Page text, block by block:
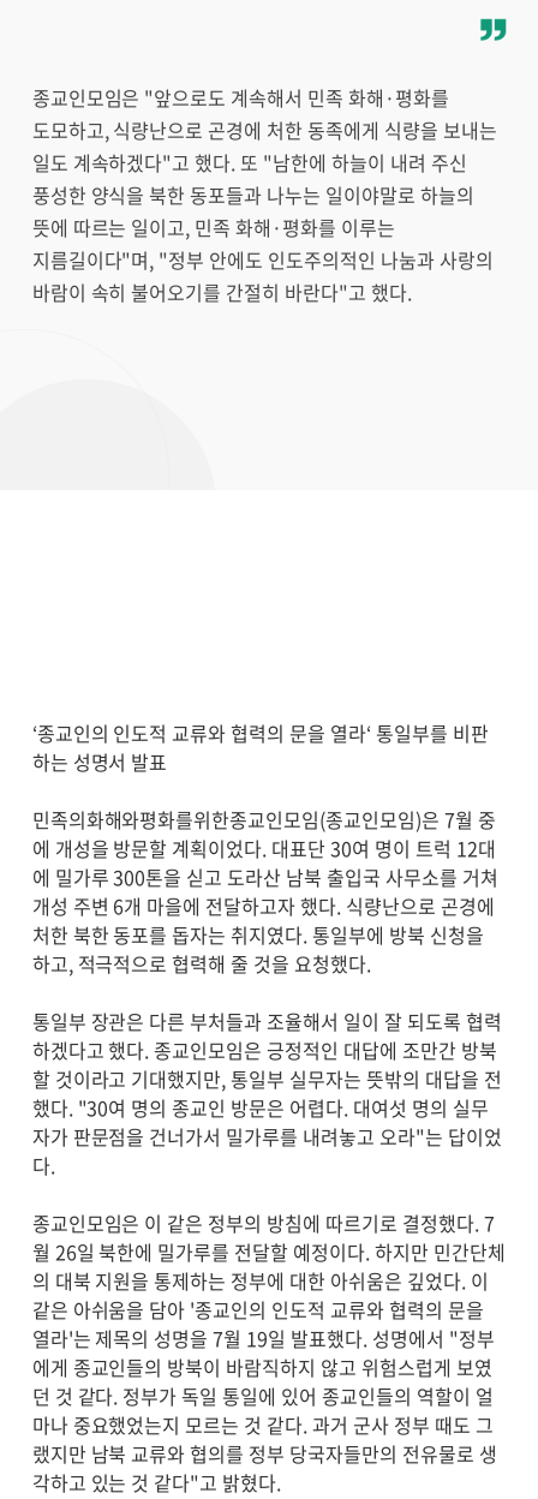
종교인모임은 "앞으로도 계속해서 민족 화해·평화를
도모하고, 식량난으로 곤경에 처한 동족에게 식량을 보내는
일도 계속하겠다"고 했다. 또 "남한에 하늘이 내려 주신
풍성한 양식을 북한 동포들과 나누는 일이야말로 하늘의
뜻에 따르는 일이고, 민족 화해·평화를 이루는
지름길이다"며, "정부 안에도 인도주의적인 나눔과 사랑의
바람이 속히 불어오기를 간절히 바란다"고 했다.
‘종교인의 인도적 교류와 협력의 문을 열라‘ 통일부를 비판
하는 성명서 발표
민족의화해와평화를위한종교인모임(종교인모임)은 7월 중
에 개성을 방문할 계획이었다. 대표단 30여 명이 트럭 12대
에 밀가루 300톤을 싣고 도라산 남북 출입국 사무소를 거쳐
개성 주변 6개 마을에 전달하고자 했다. 식량난으로 곤경에
처한 북한 동포를 돕자는 취지였다. 통일부에 방북 신청을
하고, 적극적으로 협력해 줄 것을 요청했다.
통일부 장관은 다른 부처들과 조율해서 일이 잘 되도록 협력
하겠다고 했다. 종교인모임은 긍정적인 대답에 조만간 방북
할 것이라고 기대했지만, 통일부 실무자는 뜻밖의 대답을 전
했다. "30여 명의 종교인 방문은 어렵다. 대여섯 명의 실무
자가 판문점을 건너가서 밀가루를 내려놓고 오라"는 답이었
다.
종교인모임은 이 같은 정부의 방침에 따르기로 결정했다. 7
월 26일 북한에 밀가루를 전달할 예정이다. 하지만 민간단체
의 대북 지원을 통제하는 정부에 대한 아쉬움은 깊었다. 이
같은 아쉬움을 담아 '종교인의 인도적 교류와 협력의 문을
열라'는 제목의 성명을 7월 19일 발표했다. 성명에서 "정부
에게 종교인들의 방북이 바람직하지 않고 위험스럽게 보였
던 것 같다. 정부가 독일 통일에 있어 종교인들의 역할이 얼
마나 중요했었는지 모르는 것 같다. 과거 군사 정부 때도 그
랬지만 남북 교류와 협의를 정부 당국자들만의 전유물로 생
각하고 있는 것 같다"고 밝혔다.